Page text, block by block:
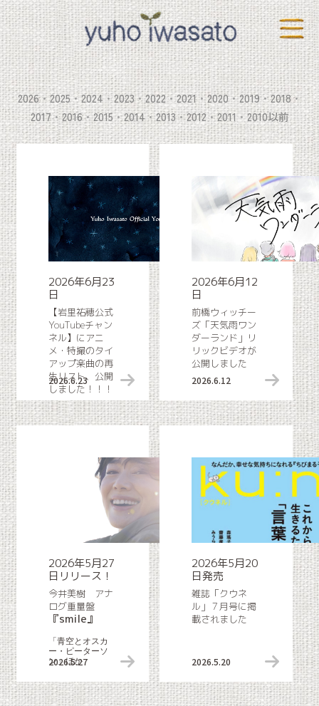
2026 2025 2024 2023 2022 2021 2020 2019
2018
2017
2016 2015 2014 2013 2012 2011 2010以前
2026.6.23 youTube情報
2026年6月23
日
【岩里祐穂公式
YouTubeチャン
ネル】にアニ
メ・特撮のタイ
アップ楽曲の再
生リスト、公開
しました！！！
2026.6.12
2026年6月12
日
前橋ウィッチー
ズ「天気雨ワン
ダーランド」リ
リックビデオが
公開しました
2026.5.27 リリース情報
2026年5月27
日リリース！
今井美樹 アナ
ログ重量盤
『smile』
「青空とオスカ
ー・ピーターソ
ン」ほか
2026.5.20
2026年5月20
日発売
雑誌「クウネ
ル」７月号に掲
載されました